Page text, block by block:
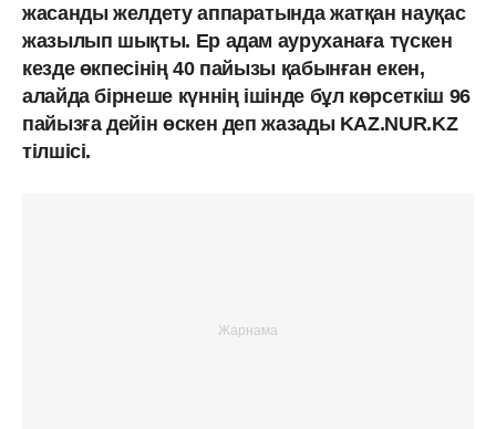
жасанды желдету аппаратында жатқан науқас
жазылып шықты. Ер адам ауруханаға түскен
кезде өкпесінің 40 пайызы қабынған екен,
алайда бірнеше күннің ішінде бұл көрсеткіш 96
пайызға дейін өскен деп жазады KAZ.NUR.KZ
тілшісі.